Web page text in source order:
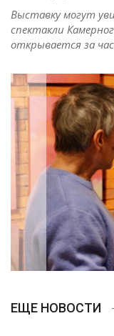
Выставку могут
спектакли
открывается за
ЕЩЕ НОВОСТИ